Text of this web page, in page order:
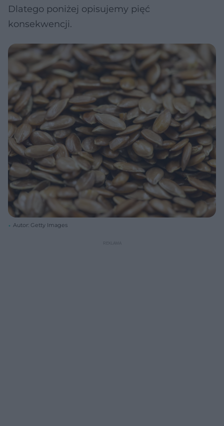
Dlatego poniżej opisujemy pięć
konsekwencji.
Autor: Getty Images